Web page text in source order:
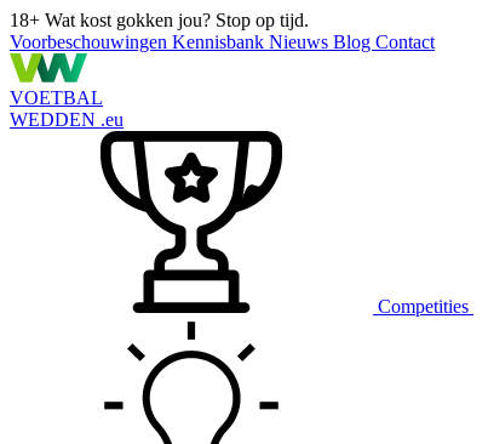
18+ Wat kost gokken jou? Stop op tijd.
Voorbeschouwingen Kennisbank Nieuws Blog Contact
VOETBAL
WEDDEN .eu
Competities